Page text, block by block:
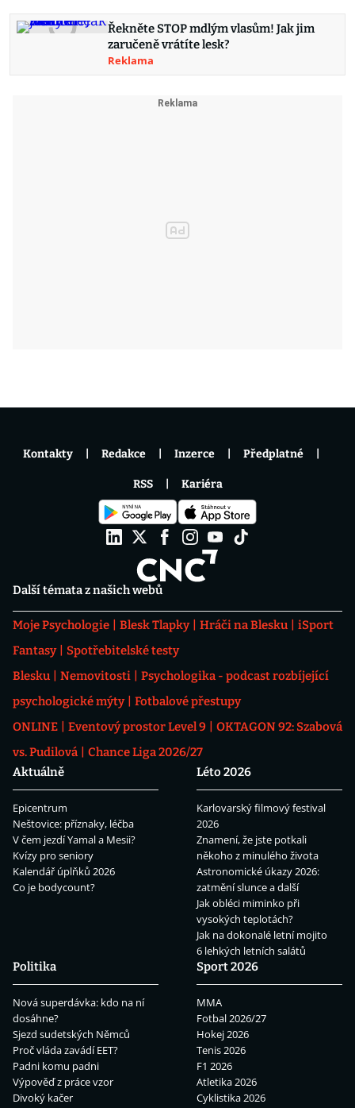
Řekněte STOP mdlým vlasům! Jak jim
zaručeně vrátíte lesk?
Reklama
Další témata z našich webů
Moje Psychologie Blesk Tlapky Hráči na Blesku
iSport
Fantasy
Spotřebitelské testy
Blesku
Nemovitosti
Psychologika - podcast rozbíjející
psychologické mýty
Fotbalové přestupy
ONLINE
Eventový prostor Level 9
OKTAGON 92: Szabová
vs. Pudilová
Chance Liga 2026/27
Aktuálně
Epicentrum
Neštovice: příznaky, léčba
V čem jezdí Yamal a Mesii?
Kvízy pro seniory
Kalendář úplňků 2026
Co je bodycount?
Léto 2026
Karlovarský filmový festival
2026
Znamení, že jste potkali
někoho z minulého života
Astronomické úkazy 2026:
zatmění slunce a další
Jak obléci miminko při
vysokých teplotách?
Jak na dokonalé letní mojito
6 lehkých letních salátů
Politika
Nová superdávka: kdo na ní
dosáhne?
Sjezd sudetských Němců
Proč vláda zavádí EET?
Padni komu padni
Výpověď z práce vzor
Divoký kačer
Sport 2026
MMA
Fotbal 2026/27
Hokej 2026
Tenis 2026
F1 2026
Atletika 2026
Cyklistika 2026
Kontakty Redakce Inzerce Předplatné
RSS Kariéra